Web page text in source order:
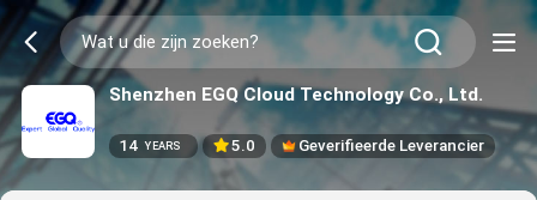
Shenzhen EGQ Cloud Technology Co., Ltd.
14 YEARS 5.0 Geverifieerde Leverancier